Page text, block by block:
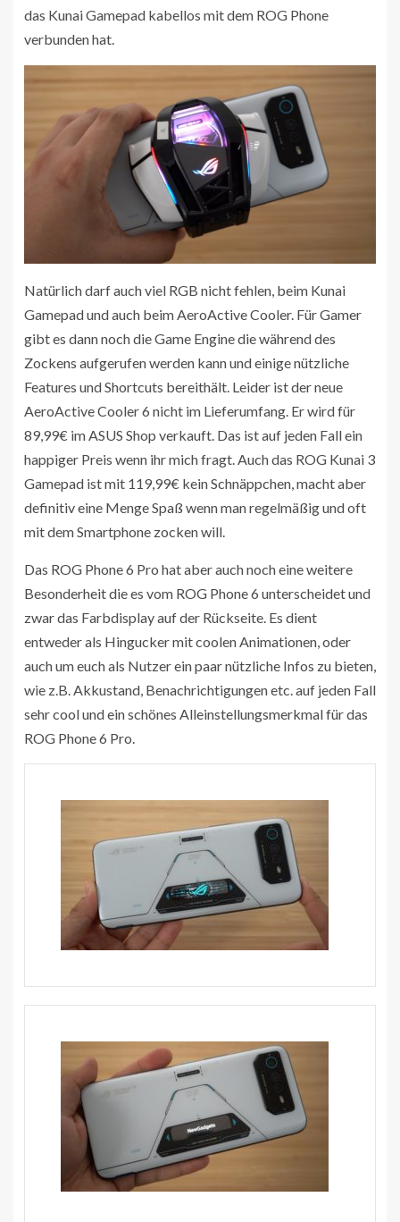
das Kunai Gamepad kabellos mit dem ROG Phone
verbunden hat.
Natürlich darf auch viel RGB nicht fehlen, beim Kunai
Gamepad und auch beim AeroActive Cooler. Für Gamer
gibt es dann noch die Game Engine die während des
Zockens aufgerufen werden kann und einige nützliche
Features und Shortcuts bereithält. Leider ist der neue
AeroActive Cooler 6 nicht im Lieferumfang. Er wird für
89,99€ im ASUS Shop verkauft. Das ist auf jeden Fall ein
happiger Preis wenn ihr mich fragt. Auch das ROG Kunai 3
Gamepad ist mit 119,99€ kein Schnäppchen, macht aber
definitiv eine Menge Spaß wenn man regelmäßig und oft
mit dem Smartphone zocken will.
Das ROG Phone 6 Pro hat aber auch noch eine weitere
Besonderheit die es vom ROG Phone 6 unterscheidet und
zwar das Farbdisplay auf der Rückseite. Es dient
entweder als Hingucker mit coolen Animationen, oder
auch um euch als Nutzer ein paar nützliche Infos zu bieten,
wie z.B. Akkustand, Benachrichtigungen etc. auf jeden Fall
sehr cool und ein schönes Alleinstellungsmerkmal für das
ROG Phone 6 Pro.